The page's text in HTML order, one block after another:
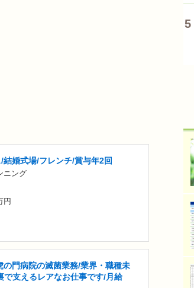
結婚式場/フレンチ/賞与年2回
ニング
円
の門病院の滅菌業務/業界・職種未
で支えるレアなお仕事です/月給